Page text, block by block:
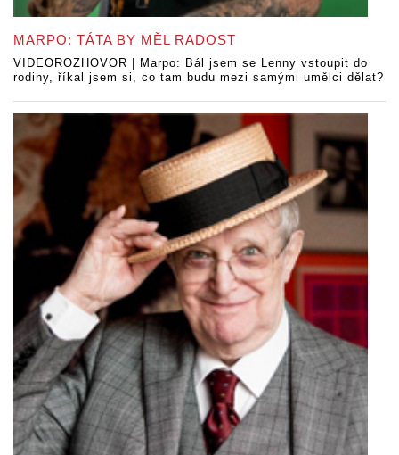
MARPO: TÁTA BY MĚL RADOST
VIDEOROZHOVOR | Marpo: Bál jsem se Lenny vstoupit do
rodiny, říkal jsem si, co tam budu mezi samými umělci dělat?